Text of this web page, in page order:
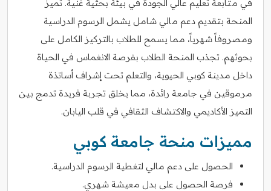
في متابعة تعليم عالي الجودة في بيئة بحثية غنية. تميز
المنحة بتقديم دعم مالي شامل يشمل الرسوم الدراسية
ومصروفاً شهرياً، مما يسمح للطلاب بالتركيز الكامل على
بحوثهم. تجذب المنحة الطلاب بفرصة الانغماس في الحياة
داخل مدينة كوبي الحيوية، والتعلم تحت إشراف أساتذة
مرموقين في جامعة رائدة، مما يخلق تجربة فريدة تدمج بين
التميز الأكاديمي والاكتشاف الثقافي في قلب اليابان.
مميزات منحة جامعة كوبي
الحصول على دعم مالي لتغطية الرسوم الدراسية.
فرصة الحصول على بدل معيشة شهري.